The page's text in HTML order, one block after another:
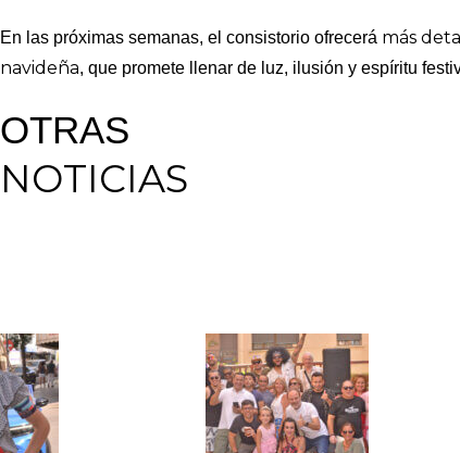
En las próximas semanas, el consistorio ofrecerá más
navideña, que promete llenar de luz, ilusión y espíritu
OTRAS
NOTICIAS